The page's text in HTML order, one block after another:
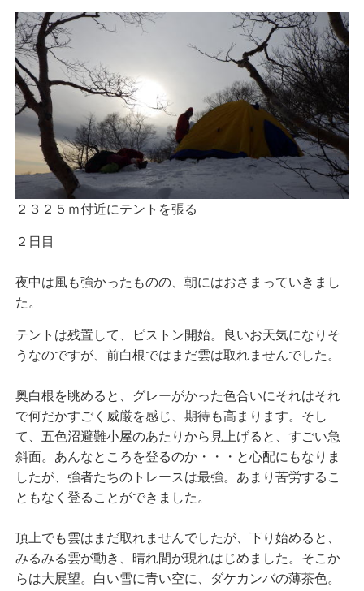
２３２５ｍ付近にテントを張る
２日目
夜中は風も強かったものの、朝にはおさまっていきまし
た。
テントは残置して、ピストン開始。良いお天気になりそ
うなのですが、前白根ではまだ雲は取れませんでした。
奥白根を眺めると、グレーがかった色合いにそれはそれ
で何だかすごく威厳を感じ、期待も高まります。そし
て、五色沼避難小屋のあたりから見上げると、すごい急
斜面。あんなところを登るのか・・・と心配にもなりま
したが、強者たちのトレースは最強。あまり苦労するこ
ともなく登ることができました。
頂上でも雲はまだ取れませんでしたが、下り始めると、
みるみる雲が動き、晴れ間が現れはじめました。そこか
らは大展望。白い雪に青い空に、ダケカンバの薄茶色。